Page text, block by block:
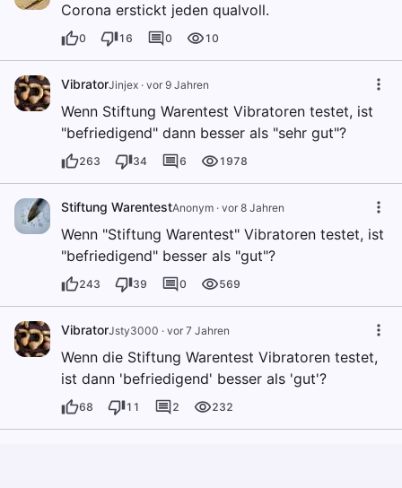
Corona erstickt jeden qualvoll.
0 16 0 10
VibratorJinjex · vor 9 Jahren
Wenn Stiftung Warentest Vibratoren testet, ist
"befriedigend" dann besser als "sehr gut"?
263 34 6 1978
Stiftung WarentestAnonym · vor 8 Jahren
Wenn "Stiftung Warentest" Vibratoren testet, ist
"befriedigend" besser als "gut"?
243 39 0 569
VibratorJsty3000 · vor 7 Jahren
Wenn die Stiftung Warentest Vibratoren testet,
ist dann 'befriedigend' besser als 'gut'?
68 11 2 232